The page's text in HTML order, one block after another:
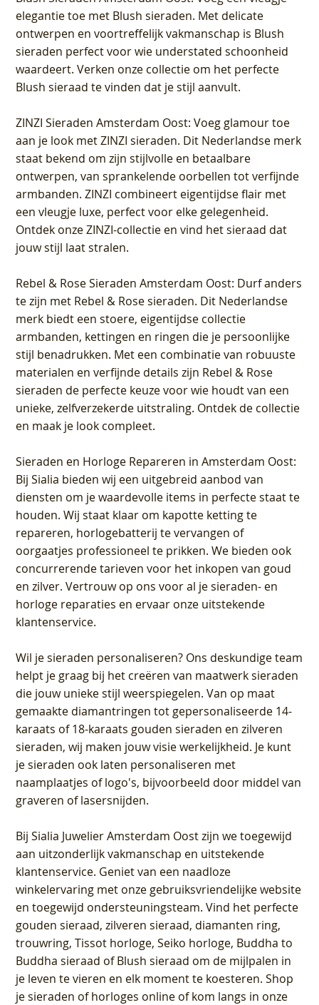
elegantie toe met Blush sieraden. Met delicate
ontwerpen en voortreffelijk vakmanschap is Blush
sieraden perfect voor wie understated schoonheid
waardeert. Verken onze collectie om het perfecte
Blush sieraad te vinden dat je stijl aanvult.
ZINZI Sieraden Amsterdam Oost: Voeg glamour toe
aan je look met ZINZI sieraden. Dit Nederlandse merk
staat bekend om zijn stijlvolle en betaalbare
ontwerpen, van sprankelende oorbellen tot verfijnde
armbanden. ZINZI combineert eigentijdse flair met
een vleugje luxe, perfect voor elke gelegenheid.
Ontdek onze ZINZI-collectie en vind het sieraad dat
jouw stijl laat stralen.
Rebel & Rose Sieraden Amsterdam Oost: Durf anders
te zijn met Rebel & Rose sieraden. Dit Nederlandse
merk biedt een stoere, eigentijdse collectie
armbanden, kettingen en ringen die je persoonlijke
stijl benadrukken. Met een combinatie van robuuste
materialen en verfijnde details zijn Rebel & Rose
sieraden de perfecte keuze voor wie houdt van een
unieke, zelfverzekerde uitstraling. Ontdek de collectie
en maak je look compleet.
Sieraden en Horloge Repareren in Amsterdam Oost:
Bij Sialia bieden wij een uitgebreid aanbod van
diensten om je waardevolle items in perfecte staat te
houden. Wij staat klaar om kapotte ketting te
repareren, horlogebatterij te vervangen of
oorgaatjes professioneel te prikken. We bieden ook
concurrerende tarieven voor het inkopen van goud
en zilver. Vertrouw op ons voor al je sieraden- en
horloge reparaties en ervaar onze uitstekende
klantenservice.
Wil je sieraden personaliseren? Ons deskundige team
helpt je graag bij het creëren van maatwerk sieraden
die jouw unieke stijl weerspiegelen. Van op maat
gemaakte diamantringen tot gepersonaliseerde 14-
karaats of 18-karaats gouden sieraden en zilveren
sieraden, wij maken jouw visie werkelijkheid. Je kunt
je sieraden ook laten personaliseren met
naamplaatjes of logo's, bijvoorbeeld door middel van
graveren of lasersnijden.
BijSialia Juwelier Amsterdam Oostzijn we toegewijd
aan uitzonderlijk vakmanschap en uitstekende
klantenservice. Geniet van een naadloze
winkelervaring met onze gebruiksvriendelijke website
en toegewijd ondersteuningsteam. Vind het perfecte
gouden sieraad, zilveren sieraad, diamanten ring,
trouwring, Tissot horloge, Seiko horloge, Buddha to
Buddha sieraad of Blush sieraad om de mijlpalen in
je leven te vieren en elk moment te koesteren. Shop
je sieraden of horloges online of kom langs in onze